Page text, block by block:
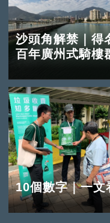
沙頭角解禁｜得
百年廣州式騎樓
10個數字｜一文